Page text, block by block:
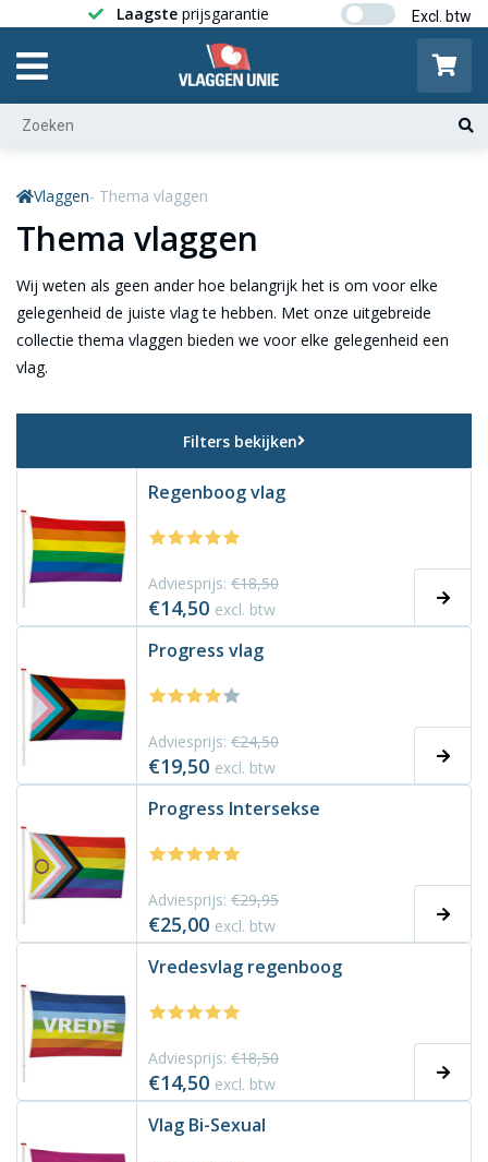
Laagste prijsgarantie Gratis
Vlaggen- Thema vlaggen
Thema vlaggen
Wij weten als geen ander hoe belangrijk het is om voor elke
gelegenheid de juiste vlag te hebben. Met onze uitgebreide
collectie thema vlaggen bieden we voor elke gelegenheid een
vlag.
Filters bekijken
Regenboog vlag
Adviesprijs: €18,50
€14,50 excl. btw
Progress vlag
Adviesprijs: €24,50
€19,50 excl. btw
Progress Intersekse
Adviesprijs: €29,95
€25,00 excl. btw
Vredesvlag regenboog
Adviesprijs: €18,50
€14,50 excl. btw
Vlag Bi-Sexual